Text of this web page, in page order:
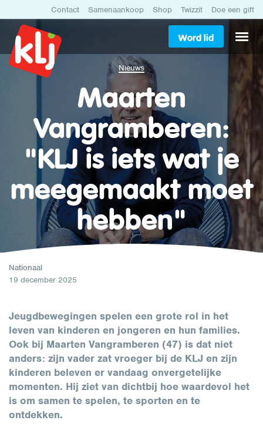
Contact Samenaankoop Shop Twizzit Doe een gift
Word lid
Nieuws
Maarten
Vangramberen:
"KLJ is iets wat je
meegemaakt moet
hebben"
Nationaal
19 december 2025
Jeugdbewegingen spelen een grote rol in het
leven van kinderen en jongeren en hun families.
Ook bij Maarten Vangramberen (47) is dat niet
anders: zijn vader zat vroeger bij de KLJ en zijn
kinderen beleven er vandaag onvergetelijke
momenten. Hij ziet van dichtbij hoe waardevol het
is om samen te spelen, te sporten en te
ontdekken.